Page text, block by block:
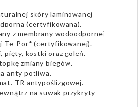
skóry laminowanej
(certyfikowana).
z membrany wodoodpornej-
Te-Por* (certyfikowanej).
pięty, kostki oraz goleń.
zmiany biegów.
anty potliwa.
TR antypoślizgowej.
na suwak przykryty